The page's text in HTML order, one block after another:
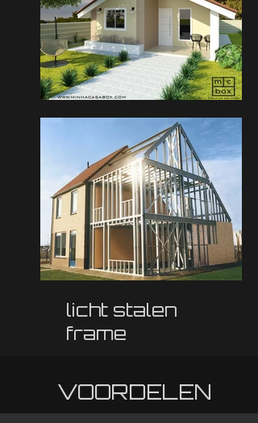
licht stalen
frame
VOORDELEN